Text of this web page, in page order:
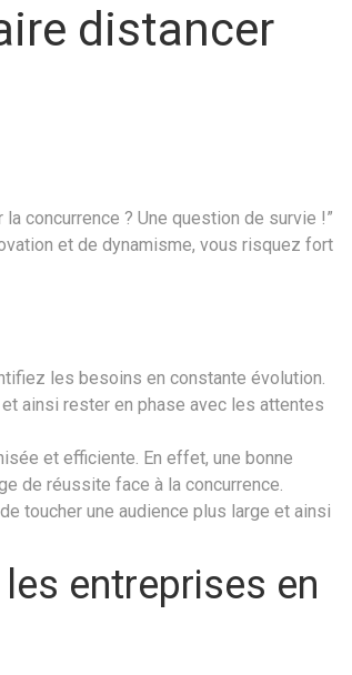
distancer
concurrence ? Une question de survie !”
et de dynamisme, vous risquez fort
les besoins en constante évolution.
ainsi rester en phase avec les attentes
et efficiente. En effet, une bonne
de réussite face à la concurrence.
toucher une audience plus large et ainsi
entreprises en